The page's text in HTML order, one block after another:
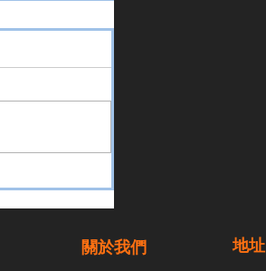
關於我們 地址